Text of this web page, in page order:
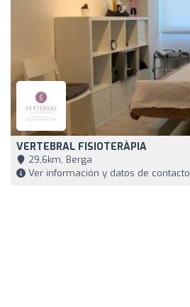
VERTEBRAL FISIOTERÀPIA
29,6km, Berga
Ver información y datos de contacto